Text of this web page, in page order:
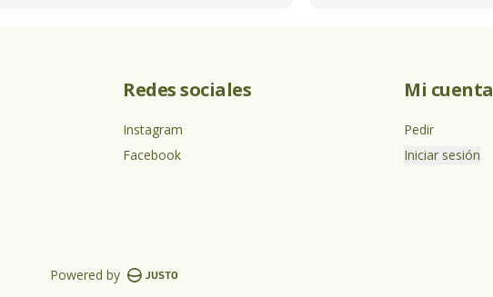
Redes sociales
Instagram
Facebook
Mi cuenta
Pedir
Iniciar sesión
Powered by